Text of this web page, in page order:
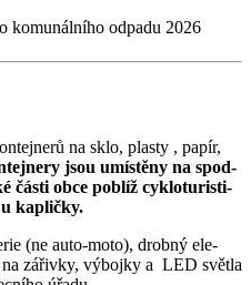
na sklo, plas­ty , pa­pír,
jsou u­mí­s­tě­ny na spod­
čás­ti ob­ce po­blíž cy­klo­tu­ri­sti­
kapličky.
(ne auto-moto), drob­ný ele­
zá­ři­v­ky, vý­boj­ky a LED svět­la